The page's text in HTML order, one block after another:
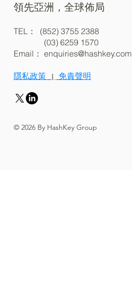
領先亞洲，全球佈局
TEL： (852) 3755 2388
(03) 6259 1570
Email： enquiries@hashkey.com
隱私政策 | 免責聲明
© 2026 By HashKey Group